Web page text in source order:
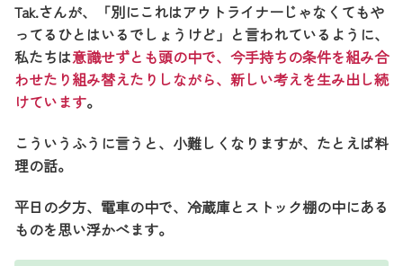
Tak.さんが、「別にこれはアウトライナーじゃなくてもや
ってるひとはいるでしょうけど」と言われているように、
私たちは意識せずとも頭の中で、今手持ちの条件を組み合
わせたり組み替えたりしながら、新しい考えを生み出し続
けています。
こういうふうに言うと、小難しくなりますが、たとえば料
理の話。
平日の夕方、電車の中で、冷蔵庫とストック棚の中にある
ものを思い浮かべます。